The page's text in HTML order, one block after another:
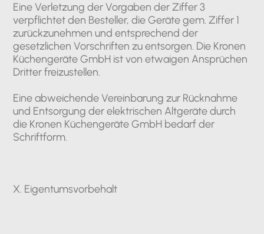
Eine Verletzung der Vorgaben der Ziffer 3
verpflichtet den Besteller, die Geräte gem. Ziffer 1
zurückzunehmen und entsprechend der
gesetzlichen Vorschriften zu entsorgen. Die Kronen
Küchengeräte GmbH ist von etwaigen Ansprüchen
Dritter freizustellen.
Eine abweichende Vereinbarung zur Rücknahme
und Entsorgung der elektrischen Altgeräte durch
die Kronen Küchengeräte GmbH bedarf der
Schriftform.
X. Eigentumsvorbehalt